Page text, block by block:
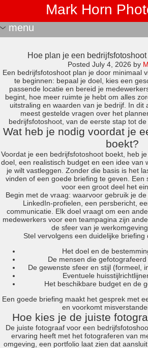
Mark Horn
menu
most recent
nft
janus
estate real?
adversity tegenslag
start-ups and innovators
transformation
recent
fd portraits
samurai soul
abn amro wtt 2018
abn amro wtt 2017 –
portraits 1
portraits 2
fd gazellen 2014
sanoma view 2014 – annual
het zuiderlicht
thomas van luyn
various
parool christmas special
editorial
Hoe plan je een
Posted July 4, 2026 by
Een bedrijfsfotoshoot plan je door minimaal
te beginnen: bepaal je doel, kies een
passende locatie en bereid je
begint, hoe meer ruimte je hebt om alles
uitstraling en waarden van je bedrijf. In dit
meest gestelde vragen over het
bedrijfsfotoshoot, van de eerste stap tot
Wat heb je nodig voordat je
boekt?
Voordat je een bedrijfsfotoshoot boekt, heb
doel, een realistisch budget en een idee van
je wilt vastleggen. Zonder die basis is het
vinden of een goede briefing te geven.
voor een groot deel het
Begin met de vraag: waarvoor gebruik je
LinkedIn-profielen, een persbericht,
communicatie. Elk doel vraagt om een
medewerkers voor een teampagina zijn
de sfeer van je
Stel vervolgens een duidelijke
Het doel en de
De mensen die
De gewenste sfeer en stijl (formeel,
Eventuele
Het beschikbare budget en de
Een goede briefing maakt het gesprek met
en voorkomt
Hoe kies je de juiste
De juiste fotograaf voor een
ervaring heeft met het fotograferen van
omgeving, een portfolio laat zien dat